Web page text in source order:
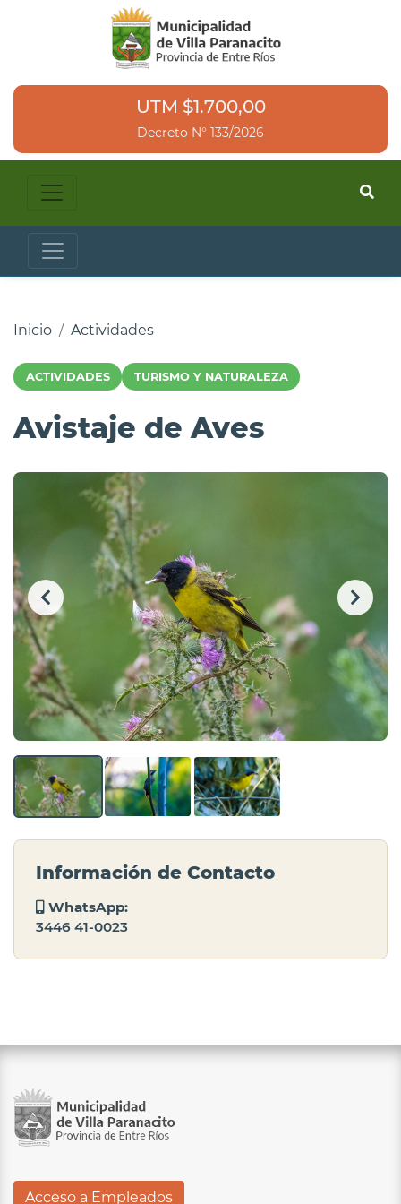
UTM $1.700,00
Decreto N° 133/2026
Inicio Actividades
ACTIVIDADES TURISMO Y NATURALEZA
Avistaje de Aves
Información de Contacto
WhatsApp:
3446 41-0023
Acceso a Empleados